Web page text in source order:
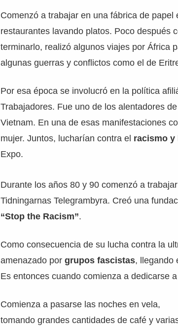
Comenzó a trabajar en una fábrica de
restaurantes lavando platos. Poco después
terminarlo, realizó algunos viajes por África
algunas guerras y conflictos como el de
Por esa época se involucró en la política
Trabajadores. Fue uno de los alentadores
Vietnam. En una de esas manifestaciones
mujer. Juntos, lucharían contra el racismo y
Expo.
Durante los años 80 y 90 comenzó a
Tidningarnas Telegrambyra. Creó una
“Stop the Racism”.
Como consecuencia de su lucha contra la
amenazado porgrupos fascistas, llegando
Es entonces cuando comienza a dedicarse
Comienza a pasarse las noches en vela,
tomando grandes cantidades de café y